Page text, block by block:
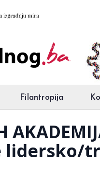
Filantropija
lidersko/